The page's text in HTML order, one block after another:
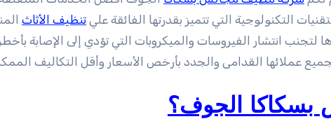
التكنولوجية التي تتميز بقدرتها الفائقة علي تنظيف الأثاث
لتجنب انتشار الفيروسات والميكروبات التي تؤدي إلى الإصابة
عملائها القدامى والجدد بأرخص الأسعار وأقل التكاليف
الجوف؟